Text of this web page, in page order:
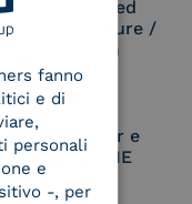
Qualified
Signature /
Seal Creation
Provider e
CIE
ITALIAN
fanno
e di
personali
e
-, per